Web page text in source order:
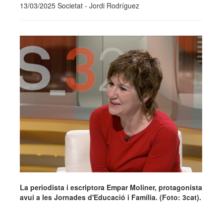
13/03/2025 Societat - Jordi Rodríguez
La periodista i escriptora Empar Moliner, protagonista
avui a les Jornades d'Educació i Família. (Foto: 3cat).